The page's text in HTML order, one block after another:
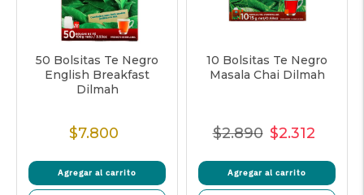
50 Bolsitas Te Negro
English Breakfast
Dilmah
Precio
$7.800
Agregar al carrito
10 Bolsitas Te Negro
Masala Chai Dilmah
Precio
$2.890 Precio
venta
$2.312
Agregar al carrito